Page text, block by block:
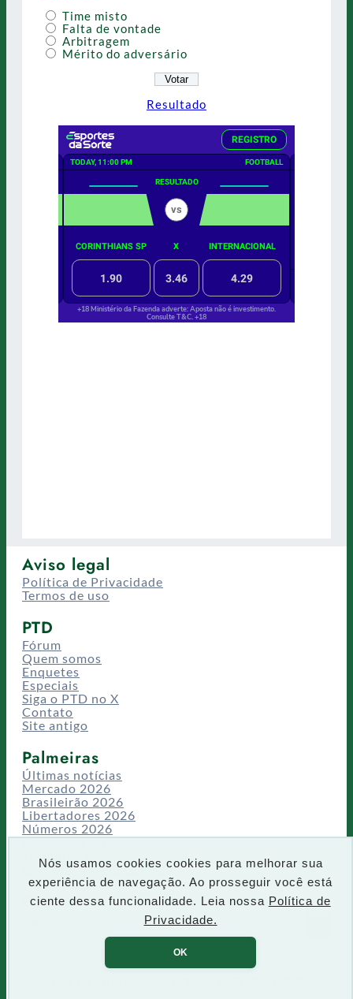
Nós usamos cookies cookies para melhorar sua
experiência de navegação. Ao prosseguir você está
ciente dessa funcionalidade. Leia nossa Política de
Privacidade.
OK
Time misto
Falta de vontade
Arbitragem
Mérito do adversário
Resultado
Aviso legal
Política de Privacidade
Termos de uso
PTD
Fórum
Quem somos
Enquetes
Especiais
Siga o PTD no X
Contato
Site antigo
Palmeiras
Últimas notícias
Mercado 2026
Brasileirão 2026
Libertadores 2026
Números 2026
Campeonatos
Temporadas
CT/Centro de Excelência
Busca
P
e
q
u